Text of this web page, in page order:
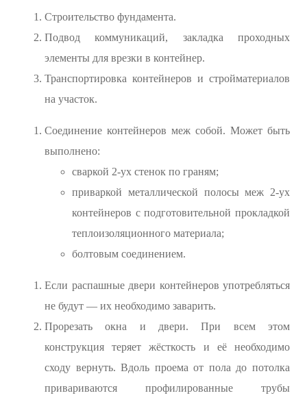
Строительство фундамента.
Подвод коммуникаций, закладка проходных
элементы для врезки в контейнер.
Транспортировка контейнеров и стройматериалов
на участок.
Соединение контейнеров меж собой. Может быть
выполнено:
сваркой 2-ух стенок по граням;
приваркой металлической полосы меж 2-ух
контейнеров с подготовительной прокладкой
теплоизоляционного материала;
болтовым соединением.
Если распашные двери контейнеров употребляться
не будут — их необходимо заварить.
Прорезать окна и двери. При всем этом
конструкция теряет жёсткость и её необходимо
сходу вернуть. Вдоль проема от пола до потолка
привариваются профилированные трубы